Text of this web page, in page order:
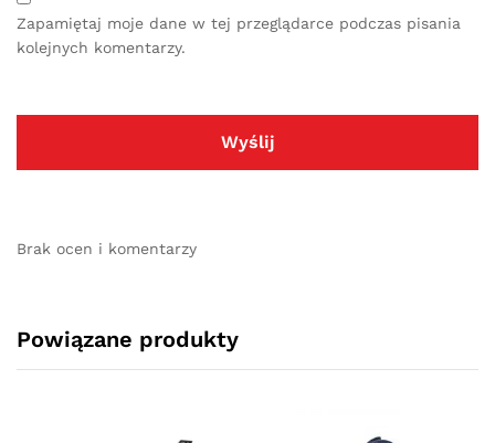
Zapamiętaj moje dane w tej przeglądarce podczas pisania
kolejnych komentarzy.
Brak ocen i komentarzy
Powiązane produkty